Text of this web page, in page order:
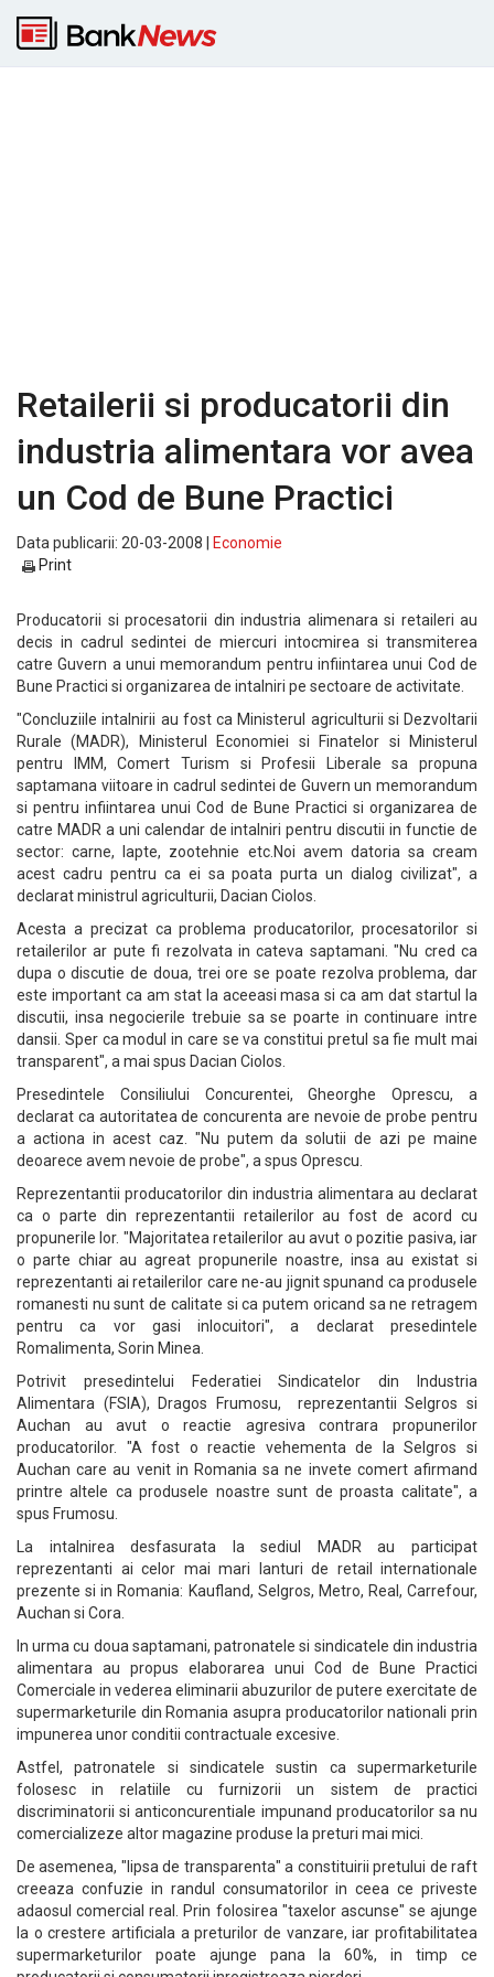
Retailerii si producatorii din
industria alimentara vor avea
un Cod de Bune Practici
Data publicarii: 20-03-2008 |
Economie
Print
Producatorii si procesatorii din industria alimenara si retaileri au
decis in cadrul sedintei de miercuri intocmirea si transmiterea
catre Guvern a unui memorandum pentru infiintarea unui Cod de
Bune Practici si organizarea de intalniri pe sectoare de activitate.
"Concluziile intalnirii au fost ca Ministerul agriculturii si Dezvoltarii
Rurale (MADR), Ministerul Economiei si Finatelor si Ministerul
pentru IMM, Comert Turism si Profesii Liberale sa propuna
saptamana viitoare in cadrul sedintei de Guvern un memorandum
si pentru infiintarea unui Cod de Bune Practici si organizarea de
catre MADR a uni calendar de intalniri pentru discutii in functie de
sector: carne, lapte, zootehnie etc.Noi avem datoria sa cream
acest cadru pentru ca ei sa poata purta un dialog civilizat", a
declarat ministrul agriculturii, Dacian Ciolos.
Acesta a precizat ca problema producatorilor, procesatorilor si
retailerilor ar pute fi rezolvata in cateva saptamani. "Nu cred ca
dupa o discutie de doua, trei ore se poate rezolva problema, dar
este important ca am stat la aceeasi masa si ca am dat startul la
discutii, insa negocierile trebuie sa se poarte in continuare intre
dansii. Sper ca modul in care se va constitui pretul sa fie mult mai
transparent", a mai spus Dacian Ciolos.
Presedintele Consiliului Concurentei, Gheorghe Oprescu, a
declarat ca autoritatea de concurenta are nevoie de probe pentru
a actiona in acest caz. "Nu putem da solutii de azi pe maine
deoarece avem nevoie de probe", a spus Oprescu.
Reprezentantii producatorilor din industria alimentara au declarat
ca o parte din reprezentantii retailerilor au fost de acord cu
propunerile lor. "Majoritatea retailerilor au avut o pozitie pasiva, iar
o parte chiar au agreat propunerile noastre, insa au existat si
reprezentanti ai retailerilor care ne-au jignit spunand ca produsele
romanesti nu sunt de calitate si ca putem oricand sa ne retragem
pentru ca vor gasi inlocuitori", a declarat presedintele
Romalimenta, Sorin Minea.
Potrivit presedintelui Federatiei Sindicatelor din Industria
Alimentara (FSIA), Dragos Frumosu, reprezentantii Selgros si
Auchan au avut o reactie agresiva contrara propunerilor
producatorilor. "A fost o reactie vehementa de la Selgros si
Auchan care au venit in Romania sa ne invete comert afirmand
printre altele ca produsele noastre sunt de proasta calitate", a
spus Frumosu.
La intalnirea desfasurata la sediul MADR au participat
reprezentanti ai celor mai mari lanturi de retail internationale
prezente si in Romania: Kaufland, Selgros, Metro, Real, Carrefour,
Auchan si Cora.
In urma cu doua saptamani, patronatele si sindicatele din industria
alimentara au propus elaborarea unui Cod de Bune Practici
Comerciale in vederea eliminarii abuzurilor de putere exercitate de
supermarketurile din Romania asupra producatorilor nationali prin
impunerea unor conditii contractuale excesive.
Astfel, patronatele si sindicatele sustin ca supermarketurile
folosesc in relatiile cu furnizorii un sistem de practici
discriminatorii si anticoncurentiale impunand producatorilor sa nu
comercializeze altor magazine produse la preturi mai mici.
De asemenea, "lipsa de transparenta" a constituirii pretului de raft
creeaza confuzie in randul consumatorilor in ceea ce priveste
adaosul comercial real. Prin folosirea "taxelor ascunse" se ajunge
la o crestere artificiala a preturilor de vanzare, iar profitabilitatea
supermarketurilor poate ajunge pana la 60%, in timp ce